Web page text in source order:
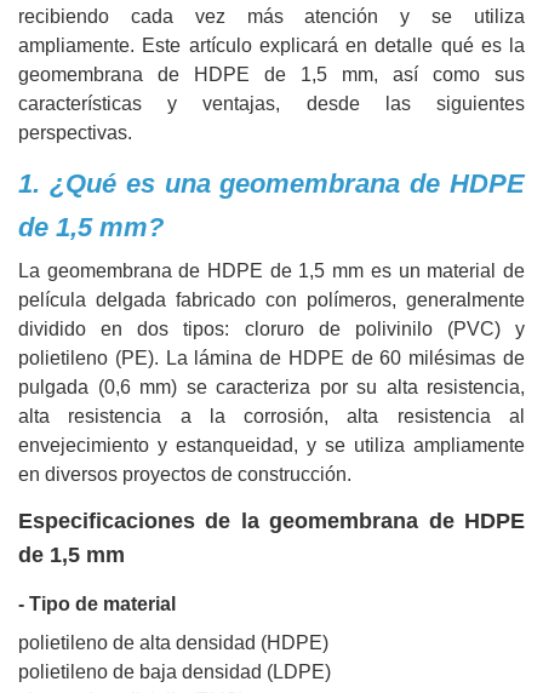
recibiendo cada vez más atención y se utiliza
ampliamente. Este artículo explicará en detalle qué es la
geomembrana de HDPE de 1,5 mm, así como sus
características y ventajas, desde las siguientes
perspectivas.
1. ¿Qué es una geomembrana de HDPE
de 1,5 mm?
La geomembrana de HDPE de 1,5 mm es un material de
película delgada fabricado con polímeros, generalmente
dividido en dos tipos: cloruro de polivinilo (PVC) y
polietileno (PE). La lámina de HDPE de 60 milésimas de
pulgada (0,6 mm) se caracteriza por su alta resistencia,
alta resistencia a la corrosión, alta resistencia al
envejecimiento y estanqueidad, y se utiliza ampliamente
en diversos proyectos de construcción.
Especificaciones de la geomembrana de HDPE
de 1,5 mm
- Tipo de material
polietileno de alta densidad (HDPE)
polietileno de baja densidad (LDPE)